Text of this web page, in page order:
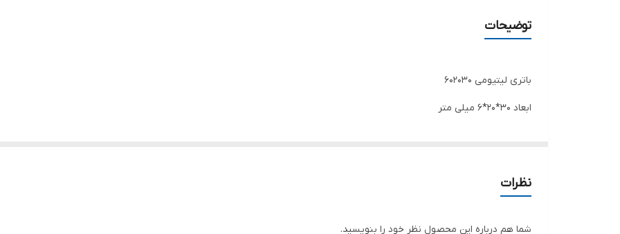
توضیحات
باتری لیتیومی 602030
ابعاد 30*20*6 میلی متر
نظرات
شما هم درباره این محصول نظر خود را بنویسید.